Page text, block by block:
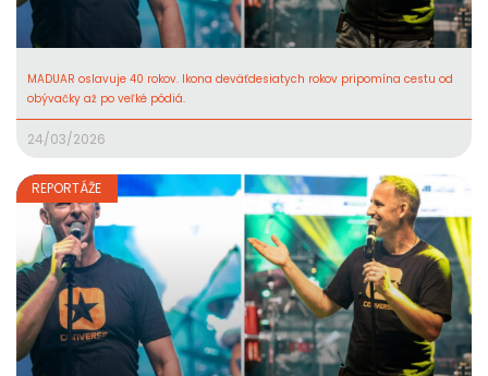
MADUAR oslavuje 40 rokov. Ikona deväťdesiatych rokov pripomína cestu od
obývačky až po veľké pódiá.
24/03/2026
REPORTÁŽE